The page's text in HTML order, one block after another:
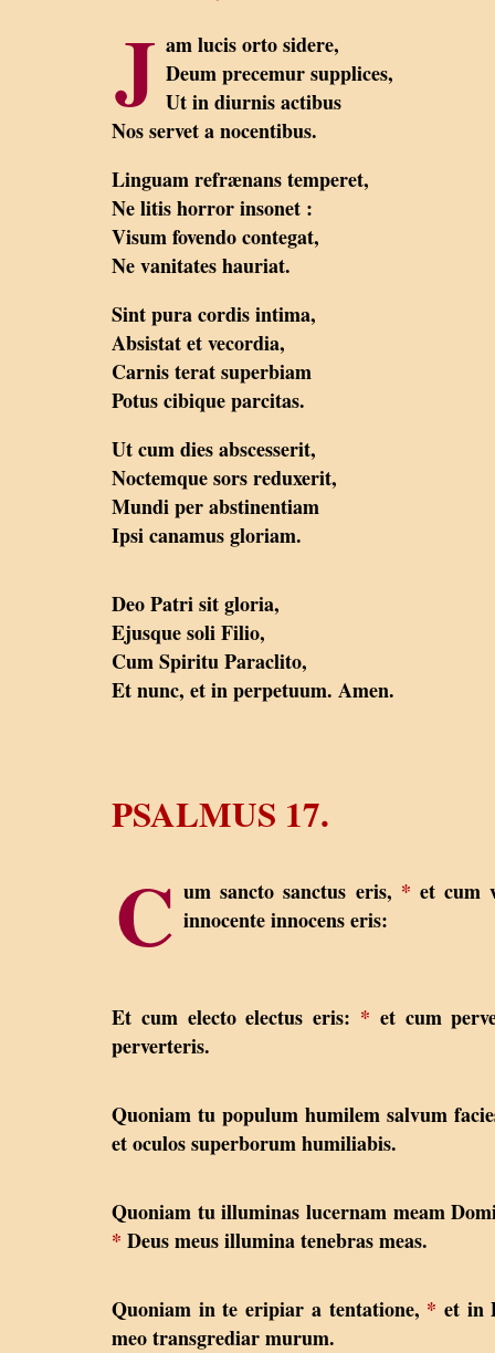
J am lucis orto sidere,
Deum precemur supplices,
Ut in diurnis actibus
Nos servet a nocentibus.
Linguam refrænans temperet,
Ne litis horror insonet :
Visum fovendo contegat,
Ne vanitates hauriat.
Sint pura cordis intima,
Absistat et vecordia,
Carnis terat superbiam
Potus cibique parcitas.
Ut cum dies abscesserit,
Noctemque sors reduxerit,
Mundi per abstinentiam
Ipsi canamus gloriam.
Deo Patri sit gloria,
Ejusque soli Filio,
Cum Spiritu Paraclito,
Et nunc, et in perpetuum. Amen.
PSALMUS 17.
C um sancto sanctus eris, * et cum
innocente innocens eris:
Et cum electo electus eris: * et cum
perverteris.
Quoniam tu populum humilem salvum
et oculos superborum humiliabis.
Quoniam tu illuminas lucernam meam
* Deus meus illumina tenebras meas.
Quoniam in te eripiar a tentatione, * et in
meo transgrediar murum.